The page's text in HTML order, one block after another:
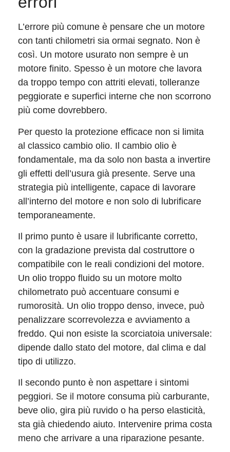
L’errore più comune è pensare che un motore
con tanti chilometri sia ormai segnato. Non è
così. Un motore usurato non sempre è un
motore finito. Spesso è un motore che lavora
da troppo tempo con attriti elevati, tolleranze
peggiorate e superfici interne che non scorrono
più come dovrebbero.
Per questo la protezione efficace non si limita
al classico cambio olio. Il cambio olio è
fondamentale, ma da solo non basta a invertire
gli effetti dell’usura già presente. Serve una
strategia più intelligente, capace di lavorare
all’interno del motore e non solo di lubrificare
temporaneamente.
Il primo punto è usare il lubrificante corretto,
con la gradazione prevista dal costruttore o
compatibile con le reali condizioni del motore.
Un olio troppo fluido su un motore molto
chilometrato può accentuare consumi e
rumorosità. Un olio troppo denso, invece, può
penalizzare scorrevolezza e avviamento a
freddo. Qui non esiste la scorciatoia universale:
dipende dallo stato del motore, dal clima e dal
tipo di utilizzo.
Il secondo punto è non aspettare i sintomi
peggiori. Se il motore consuma più carburante,
beve olio, gira più ruvido o ha perso elasticità,
sta già chiedendo aiuto. Intervenire prima costa
meno che arrivare a una riparazione pesante.